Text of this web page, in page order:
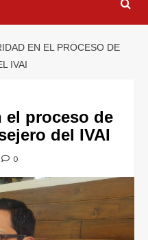
EN EL PROCESO DE
IVAI
el proceso de
del IVAI
0